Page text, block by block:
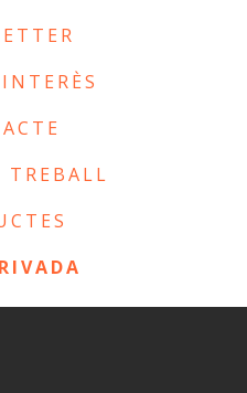
TREBALL